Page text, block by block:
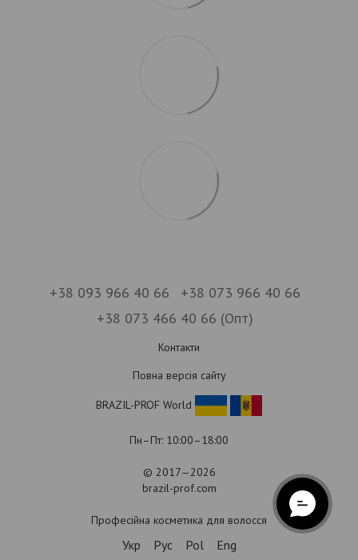
+38 093 966 40 66
+38 073 966 40 66
+38 073 466 40 66 (Опт)
Контакти
Повна версія сайту
BRAZIL-PROF World
Пн–Пт: 10:00–18:00
© 2017—2026
brazil-prof.com
Професійна косметика для волосся
Укр Рус Pol Eng